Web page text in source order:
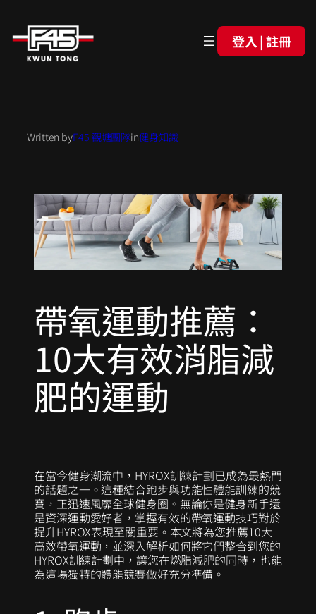
登入 | 註冊
Written byF45 觀塘團隊in健身知識
帶氧運動推薦：
10大有效消脂減
肥的運動
在當今健身潮流中，HYROX訓練計劃已成為最熱門
的話題之一。這種結合跑步與功能性體能訓練的競
賽，正迅速風靡全球健身圈。無論你是健身新手還
是資深運動愛好者，掌握有效的帶氧運動技巧對於
提升HYROX表現至關重要。本文將為您推薦10大
高效帶氧運動，並深入解析如何將它們整合到您的
HYROX訓練計劃中，讓您在燃脂減肥的同時，也能
為這場獨特的體能競賽做好充分準備。